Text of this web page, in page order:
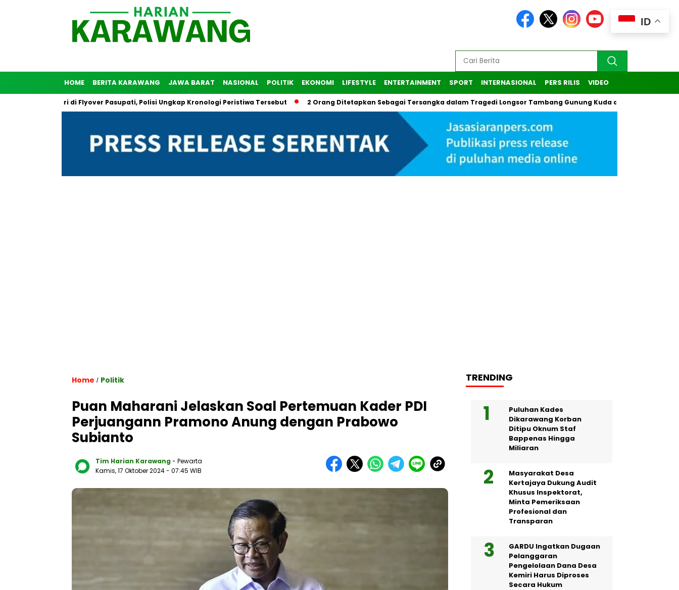
HOME BERITA KARAWANG JAWA BARAT NASIONAL POLITIK EKONOMI LIFESTYLE ENTERTAINMENT SPORT INTERNASIONAL PERS RILIS VIDEO
Diri di Flyover Pasupati, Polisi Ungkap Kronologi Peristiwa Tersebut 2 Orang Ditetapkan Sebagai Tersangka dalam Tragedi Longsor Tambang Gunung Kuda di Cirebon
Home / Politik
Puan Maharani Jelaskan Soal Pertemuan Kader PDI
Perjuangann Pramono Anung dengan Prabowo
Subianto
Tim Harian Karawang - Pewarta
Kamis, 17 Oktober 2024- 07:45 WIB
TRENDING
Puluhan Kades
Dikarawang Korban
Ditipu Oknum Staf
Bappenas Hingga
Miliaran
Masyarakat Desa
Kertajaya Dukung Audit
Khusus Inspektorat,
Minta Pemeriksaan
Profesional dan
Transparan
GARDU Ingatkan Dugaan
Pelanggaran
Pengelolaan Dana Desa
Kemiri Harus Diproses
Secara Hukum
ID